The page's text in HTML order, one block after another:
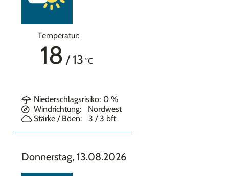
Temperatur:
18 /13 °C
Niederschlagsrisiko: 0 %
Stärke / Böen:
3 / 3 bft
Windrichtung: Nordwest
Donnerstag, 13.08.2026